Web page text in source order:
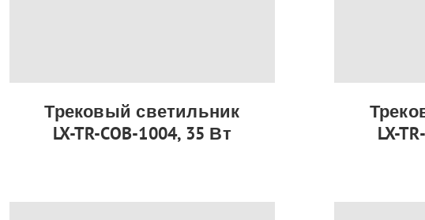
Трековый светильник
LX-TR-COB-1004, 35 Вт
LX-